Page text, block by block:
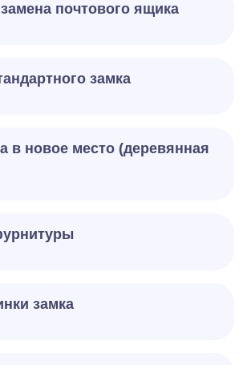
почтового ящика
замка
в новое место (деревянная
замка